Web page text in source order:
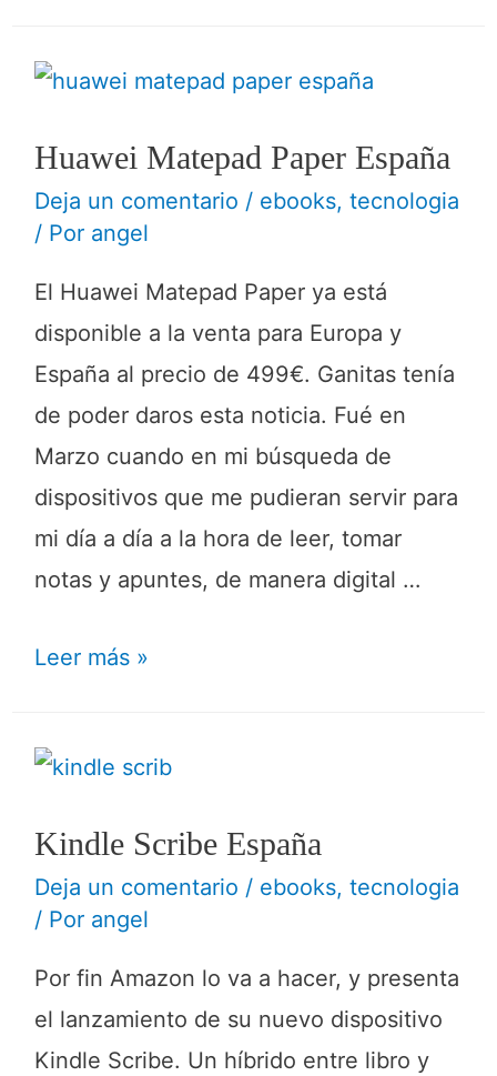
Huawei Matepad Paper España
Deja un comentario / ebooks, tecnologia
/ Por angel
El Huawei Matepad Paper ya está
disponible a la venta para Europa y
España al precio de 499€. Ganitas tenía
de poder daros esta noticia. Fué en
Marzo cuando en mi búsqueda de
dispositivos que me pudieran servir para
mi día a día a la hora de leer, tomar
notas y apuntes, de manera digital …
Leer más »
Kindle Scribe España
Deja un comentario / ebooks, tecnologia
/ Por angel
Por fin Amazon lo va a hacer, y presenta
el lanzamiento de su nuevo dispositivo
Kindle Scribe. Un híbrido entre libro y